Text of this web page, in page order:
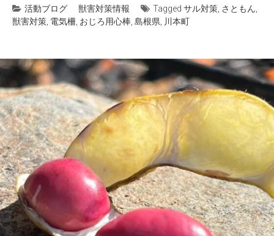
活動ブログ 獣害対策情報 Tagged サル対策 さともん
獣害対策 電気柵 おじろ用心棒 島根県 川本町